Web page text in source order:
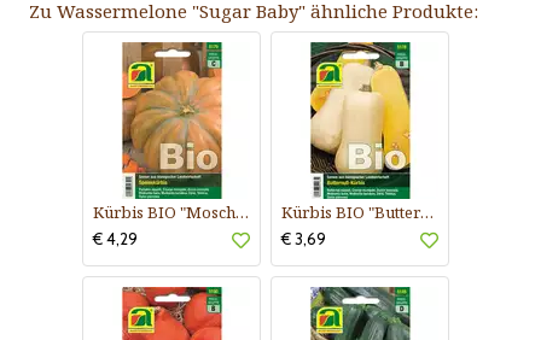
Zu Wassermelone "Sugar Baby" ähnliche Produkte:
Kürbis BIO "Moschata de Provence"
€ 4,29
Kürbis BIO "Butternuß-Kürbis"
€ 3,69